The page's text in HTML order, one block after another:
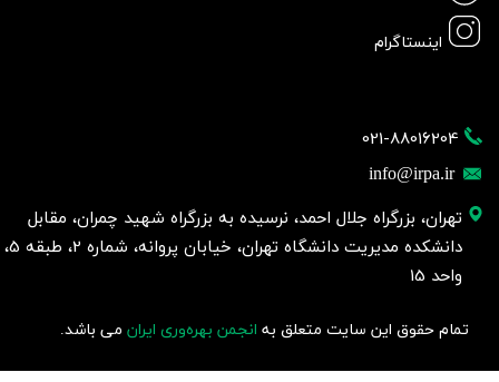
021-88016204
info@irpa.ir
تهران، بزرگراه جلال احمد، نرسیده به بزرگراه شهید چمران، مقابل
دانشکده مدیریت دانشگاه تهران، خیابان پروانه، شماره 2، طبقه 5،
واحد 15
اینستاگرام
تمام حقوق این سایت متعلق به انجمن بهره‌وری ایران می باشد.